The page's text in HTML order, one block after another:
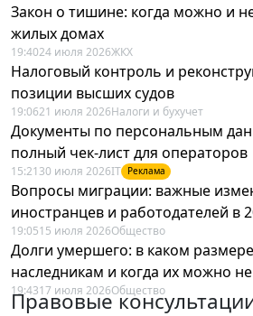
Закон о тишине: когда можно и
жилых домах
19:4024 июля 2026ЖКХ
Налоговый контроль и
позиции высших судов
19:0621 июля 2026Налоги и бухучет
Документы по персональным
полный чек-лист для операторов
15:21 30 июля 2026IT Реклама
Вопросы миграции: важные
иностранцев и работодателей в
19:0515 июля 2026Общество
Долги умершего: в каком
наследникам и когда их можно
19:4317 июля 2026Общество
Правовые